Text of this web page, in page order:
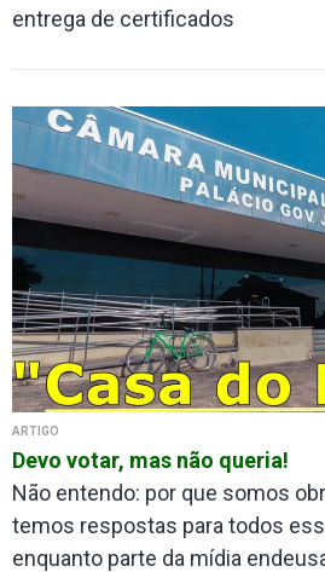
entrega de certificados
ARTIGO
Devo votar, mas não queria!
Não entendo: por que somos
temos respostas para todos
enquanto parte da mídia